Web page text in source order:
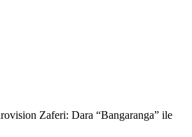
Zaferi: Dara “Bangaranga” ile